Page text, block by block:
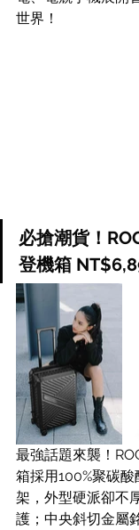
世界！
必搶潮貨！
登機箱
最強話題來襲！
箱採用100%聚碳
架，外型硬派卻不
護；中央斜切金屬